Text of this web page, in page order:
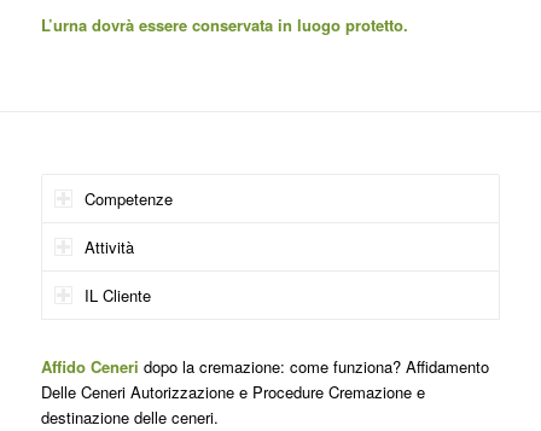
L’urna dovrà essere conservata in luogo protetto.
Competenze
Attività
IL Cliente
Affido Ceneri dopo la cremazione: come funziona? Affidamento
Delle Ceneri Autorizzazione e Procedure Cremazione e
destinazione delle ceneri.